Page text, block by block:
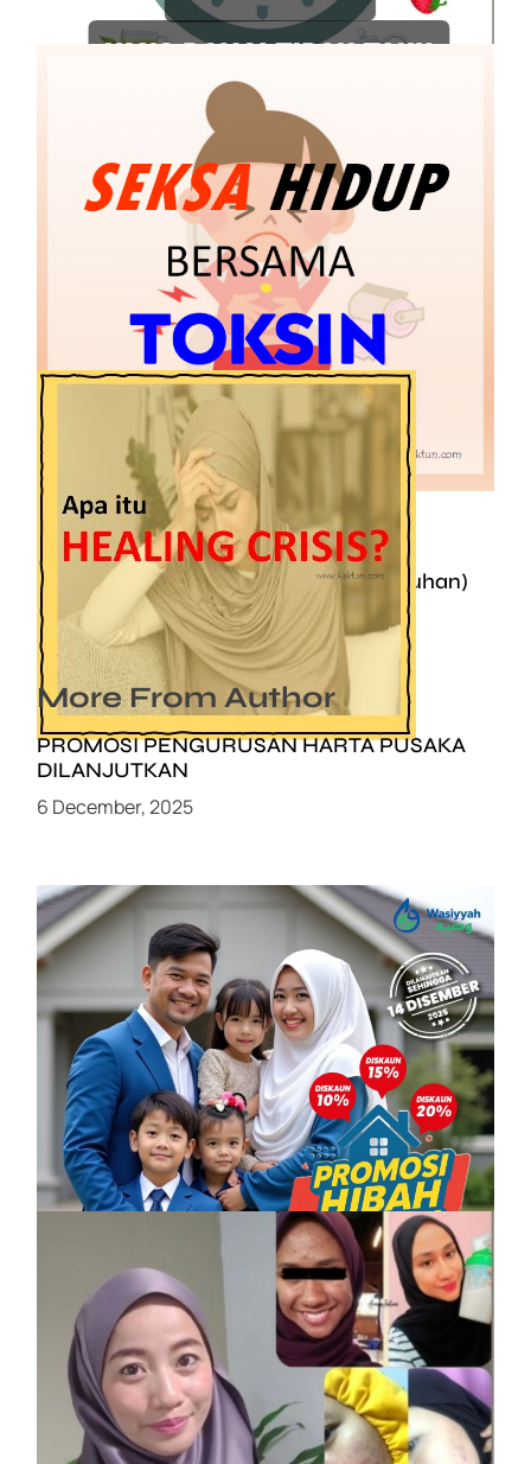
“Terseksa dengan toksin. Aku pilih Detox!”
Proses Healing Crisis (Krisis Penyembuhan)
4 June, 2021
More From Author
PROMOSI PENGURUSAN HARTA PUSAKA
DILANJUTKAN
6 December, 2025
PROMOSI HIBAH DILANJUTKAN
6 December, 2025
Vitamin Kulit Cantik kini Vitamin Rahmah
mampu milik